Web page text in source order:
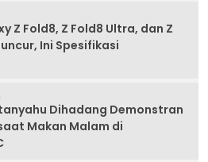
Z Fold8, Z Fold8 Ultra, dan Z
Ini Spesifikasi
Dihadang Demonstran
Makan Malam di